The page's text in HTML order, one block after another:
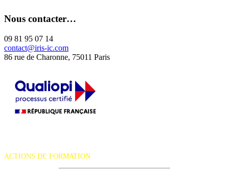
Nous contacter…
09 81 95 07 14
contact@iris-ic.com
86 rue de Charonne, 75011 Paris
ACTIONS DE FORMATION